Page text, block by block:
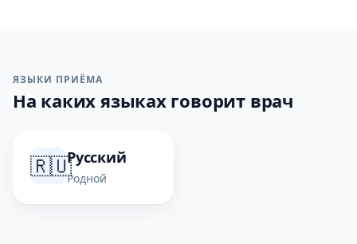
ЯЗЫКИ ПРИЁМА
На каких языках говорит врач
🇷🇺Русский
Родной